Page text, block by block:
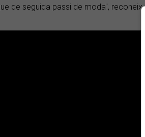
de seguida passi de moda", reconeix.